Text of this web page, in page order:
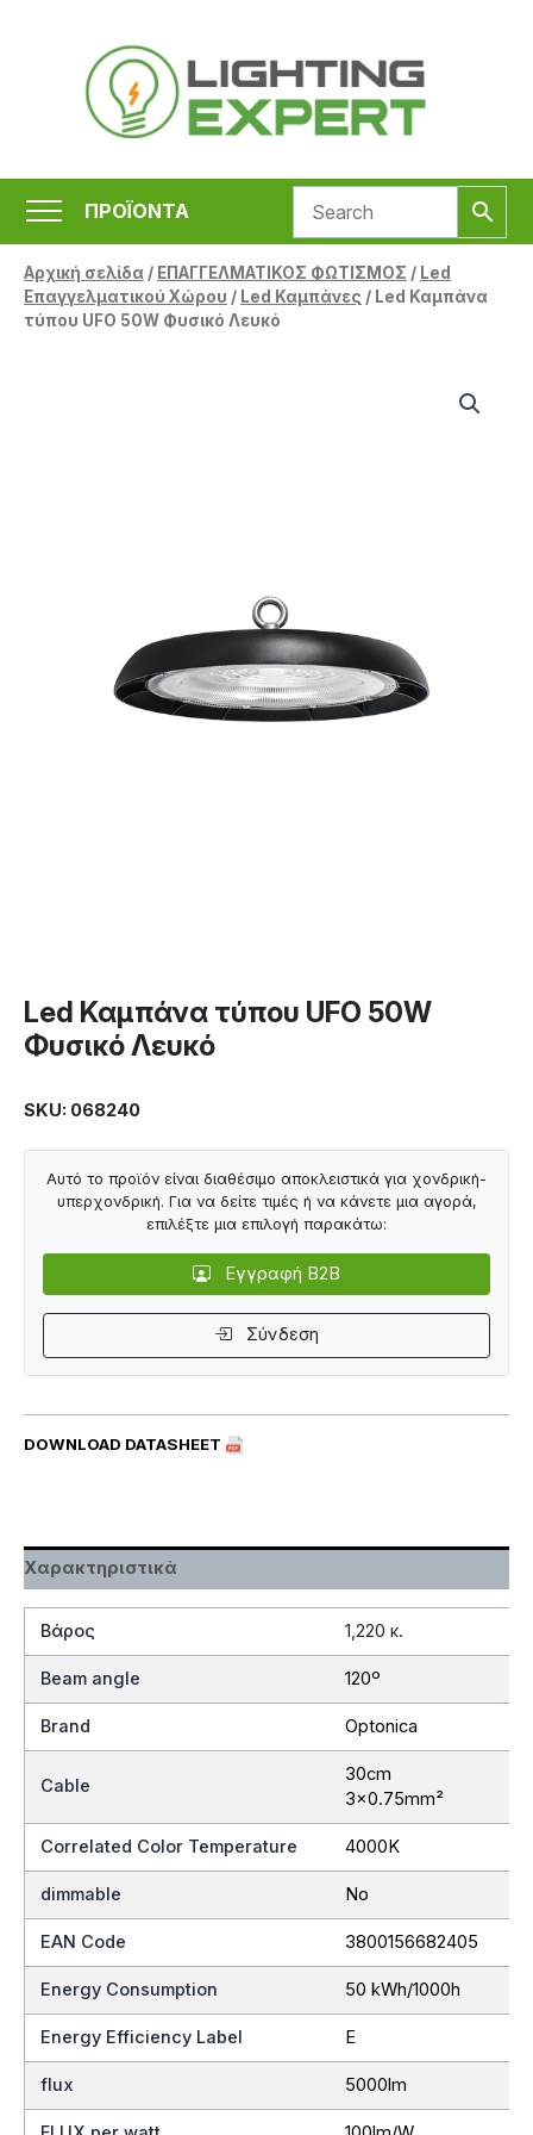
περιεχόμενο
ΠΡΟΪΟΝΤΑ
Αρχική σελίδα/ ΕΠΑΓΓΕΛΜΑΤΙΚΟΣ ΦΩΤΙΣΜΟΣ / Led
Επαγγελματικού Χώρου / Led Καμπάνες / Led Καμπάνα
τύπου UFO 50W Φυσικό Λευκό
Led Καμπάνα τύπου UFO 50W
Φυσικό Λευκό
SKU: 068240
DOWNLOAD DATASHEET
Αυτό το προϊόν είναι διαθέσιμο αποκλειστικά για χονδρική-
υπερχονδρική. Για να δείτε τιμές ή να κάνετε μια αγορά,
επιλέξτε μια επιλογή παρακάτω:
Εγγραφή B2B
Σύνδεση
Χαρακτηριστικά
Βάρος 1,220 κ.
Beam angle 120º
Brand Optonica
Cable
30cm
3×0.75mm²
Correlated Color Temperature 4000K
dimmable No
EAN Code 3800156682405
Energy Consumption 50 kWh/1000h
Energy Efficiency Label E
flux 5000lm